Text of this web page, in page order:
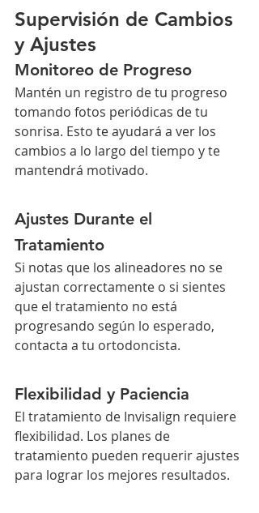
Supervisión de Cambios
y Ajustes
Monitoreo de Progreso
Mantén un registro de tu progreso
tomando fotos periódicas de tu
sonrisa. Esto te ayudará a ver los
cambios a lo largo del tiempo y te
mantendrá motivado.
Ajustes Durante el
Tratamiento
Si notas que los alineadores no se
ajustan correctamente o si sientes
que el tratamiento no está
progresando según lo esperado,
contacta a tu ortodoncista.
Flexibilidad y Paciencia
El tratamiento de Invisalign requiere
flexibilidad. Los planes de
tratamiento pueden requerir ajustes
para lograr los mejores resultados.